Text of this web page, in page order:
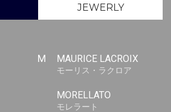
JEWERLY
M MAURICE LACROIX
モーリス・ラクロア
MORELLATO
モレラート